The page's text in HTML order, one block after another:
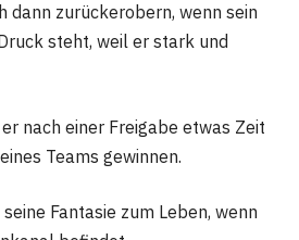
dann zurückerobern, wenn sein
steht, weil er stark und
nach einer Freigabe etwas Zeit
Teams gewinnen.
Fantasie zum Leben, wenn